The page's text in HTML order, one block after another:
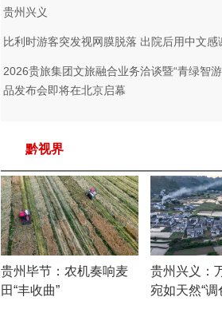
贵州兴义
比利时游客突发视网膜脱落 出院后用中文感
2026贵旅集团文旅融合业务洽谈暨“青绿智
品发布会即将在北京启幕
黔视界
贵州毕节：农机奏响麦
田“丰收曲”
贵州兴义：
宛如天然“调